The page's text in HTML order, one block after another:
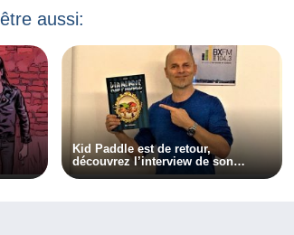
aussi:
Kid Paddle est de retour,
découvrez l’interview de son
auteur !